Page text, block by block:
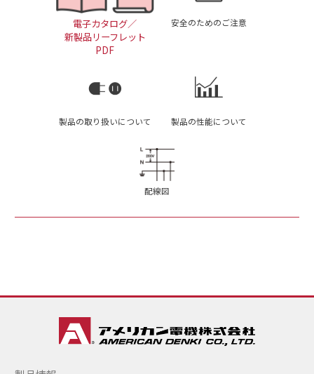
電子カタログ／
新製品リーフレット
PDF
安全のためのご注意
製品の取り扱いについて 製品の性能について
配線図